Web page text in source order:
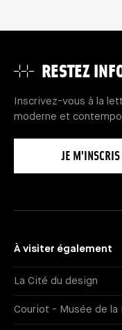
RESTEZ
Inscrivez-vous à la
moderne et
JE
À visiter également
La Cité du design
Couriot - Musée de la